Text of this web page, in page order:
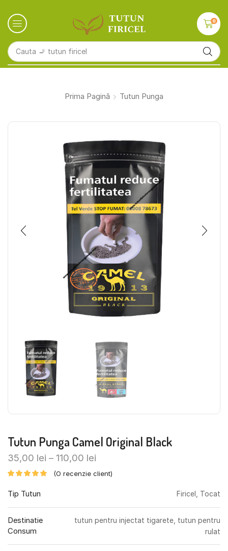
Cauta 🚬 tutun firicel
0
Prima Pagină Tutun Punga
Tutun Punga Camel Original Black
35,00 lei – 110,00 lei
(O recenzie client)
Tip Tutun Firicel, Tocat
Destinatie
Consum
tutun pentru injectat tigarete, tutun pentru
rulat